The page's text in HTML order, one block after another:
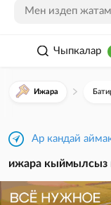
Чыпкалар
Ижара
Ар кандай
ижара кыймылсыз